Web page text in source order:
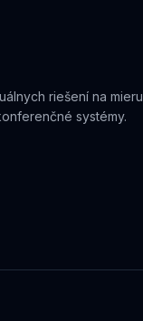
riešení na mieru
systémy.